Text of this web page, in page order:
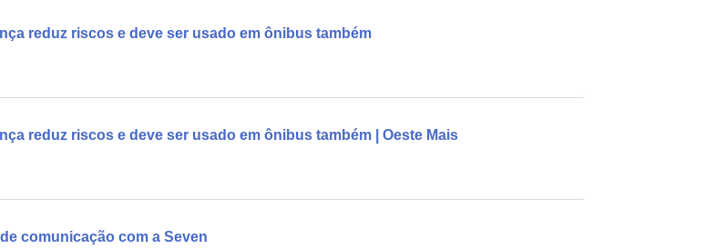
reduz riscos e deve ser usado em ônibus também
reduz riscos e deve ser usado em ônibus também | Oeste Mais
comunicação com a Seven